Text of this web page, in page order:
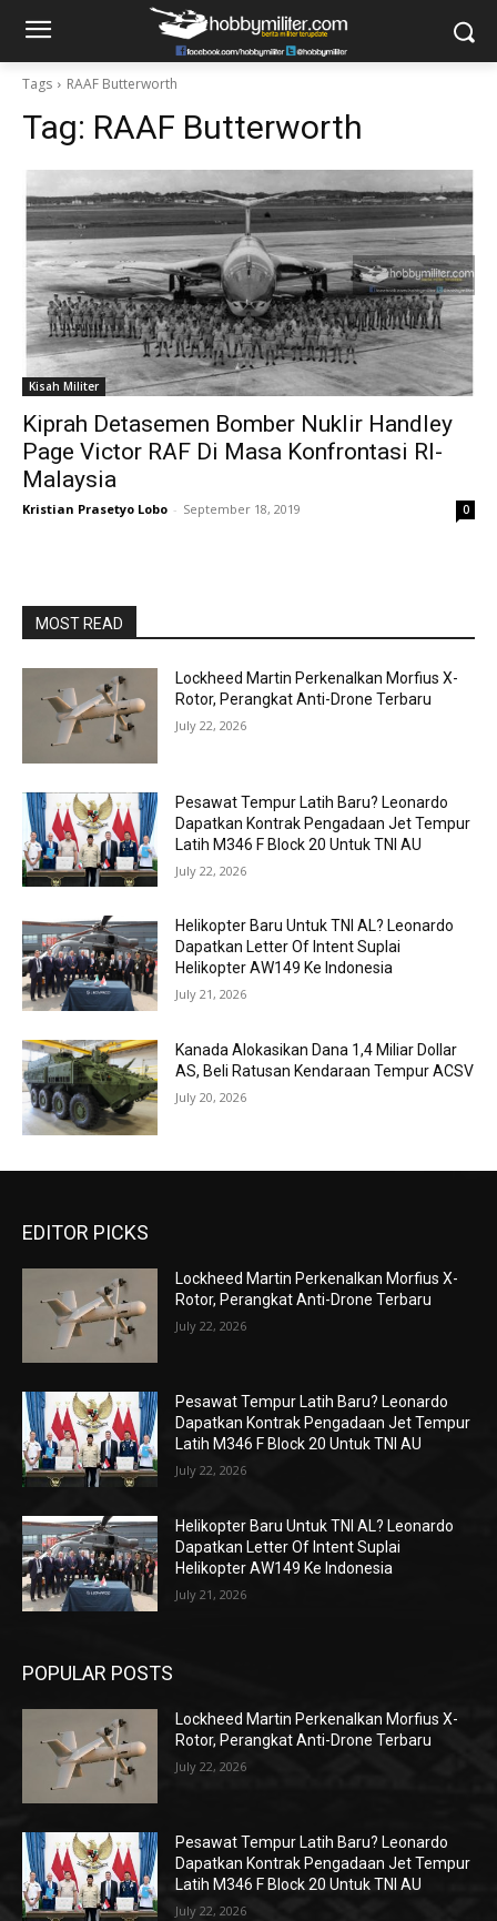
Tags RAAF Butterworth
Tag: RAAF Butterworth
Kisah Militer
Kiprah Detasemen Bomber Nuklir Handley
Page Victor RAF Di Masa Konfrontasi RI-
Malaysia
Kristian Prasetyo Lobo - September 18, 2019 0
MOST READ
Lockheed Martin Perkenalkan Morfius X-
Rotor, Perangkat Anti-Drone Terbaru
July 22, 2026
Pesawat Tempur Latih Baru? Leonardo
Dapatkan Kontrak Pengadaan Jet Tempur
Latih M346 F Block 20 Untuk TNI AU
July 22, 2026
Helikopter Baru Untuk TNI AL? Leonardo
Dapatkan Letter Of Intent Suplai
Helikopter AW149 Ke Indonesia
July 21, 2026
Kanada Alokasikan Dana 1,4 Miliar Dollar
AS, Beli Ratusan Kendaraan Tempur ACSV
July 20, 2026
EDITOR PICKS
Lockheed Martin Perkenalkan Morfius X-
Rotor, Perangkat Anti-Drone Terbaru
July 22, 2026
Pesawat Tempur Latih Baru? Leonardo
Dapatkan Kontrak Pengadaan Jet Tempur
Latih M346 F Block 20 Untuk TNI AU
July 22, 2026
Helikopter Baru Untuk TNI AL? Leonardo
Dapatkan Letter Of Intent Suplai
Helikopter AW149 Ke Indonesia
July 21, 2026
POPULAR POSTS
Lockheed Martin Perkenalkan Morfius X-
Rotor, Perangkat Anti-Drone Terbaru
July 22, 2026
Pesawat Tempur Latih Baru? Leonardo
Dapatkan Kontrak Pengadaan Jet Tempur
Latih M346 F Block 20 Untuk TNI AU
July 22, 2026